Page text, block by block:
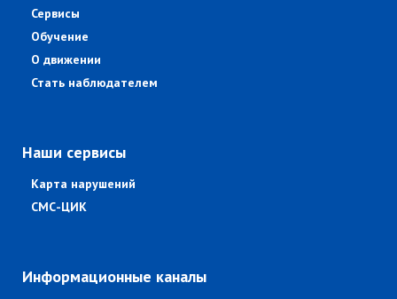
Сервисы
Обучение
О движении
Стать наблюдателем
Наши сервисы
Карта нарушений
СМС-ЦИК
Информационные каналы